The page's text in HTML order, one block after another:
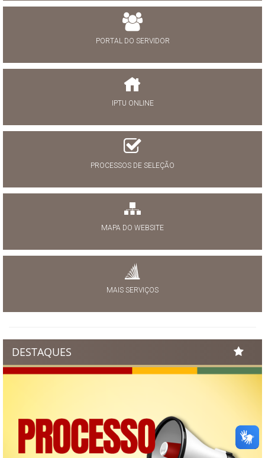
PORTAL DO SERVIDOR
IPTU ONLINE
PROCESSOS DE SELEÇÃO
MAPA DO WEBSITE
MAIS SERVIÇOS
DESTAQUES